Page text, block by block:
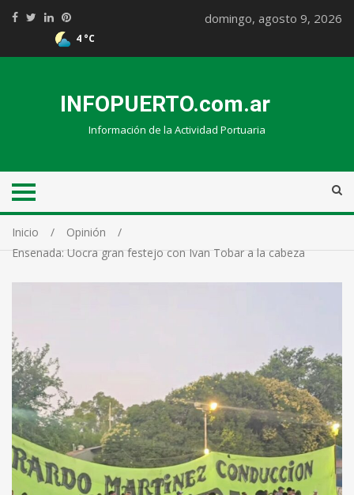
4 °C
domingo, agosto 9, 2026
INFOPUERTO.com.ar
Información de la Actividad Portuaria
Inicio
Opinión
Ensenada: Uocra gran festejo con Ivan Tobar a la cabeza